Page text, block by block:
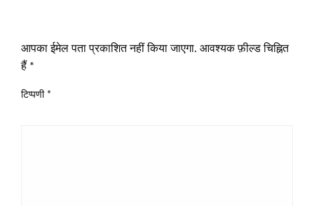
आपका ईमेल पता प्रकाशित नहीं किया जाएगा. आवश्यक फ़ील्ड चिह्नित
हैं *
टिप्पणी *